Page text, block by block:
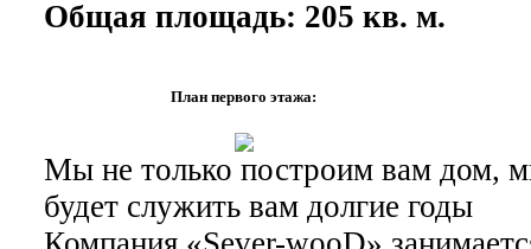
Общая площадь: 205 кв. м.
План первого этажа:
Мы не только построим вам дом,
будет служить вам долгие годы